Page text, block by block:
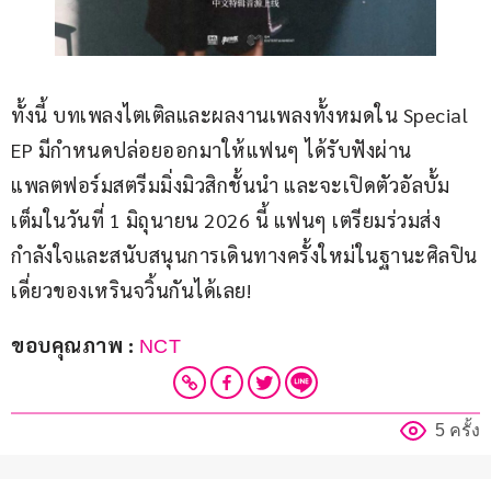
ทั้งนี้ บทเพลงไตเติลและผลงานเพลงทั้งหมดใน Special
EP มีกำหนดปล่อยออกมาให้แฟนๆ ได้รับฟังผ่าน
แพลตฟอร์มสตรีมมิ่งมิวสิกชั้นนำ และจะเปิดตัวอัลบั้ม
เต็มในวันที่ 1 มิถุนายน 2026 นี้ แฟนๆ เตรียมร่วมส่ง
กำลังใจและสนับสนุนการเดินทางครั้งใหม่ในฐานะศิลปิน
เดี่ยวของเหรินจวิ้นกันได้เลย!
ขอบคุณภาพ : NCT
5 ครั้ง